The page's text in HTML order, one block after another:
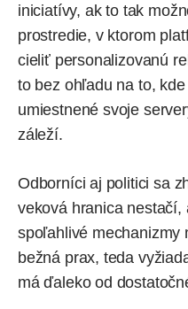
iniciatívy, ak to tak
prostredie, v ktorom
cieliť personalizovanú
to bez ohľadu na to,
umiestnené svoje
záleží.
Odborníci aj politici sa
veková hranica nestačí,
spoľahlivé mechanizmy
bežná prax, teda
má ďaleko od